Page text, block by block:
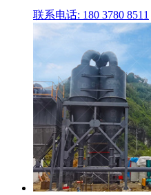
联系电话: 180 3780 8511